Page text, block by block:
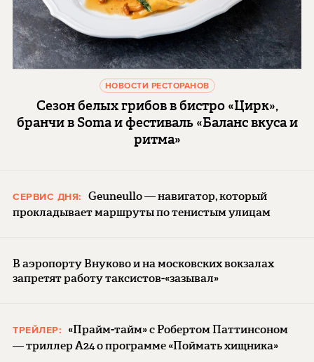
НОВОСТИ РЕСТОРАНОВ
Сезон белых грибов в бистро «Цирк»,
бранчи в Soma и фестиваль «Баланс вкуса и
ритма»
СЕРВИС ДНЯ:
Geuneullo — навигатор, который
прокладывает маршруты по тенистым улицам
В аэропорту Внуково и на московских вокзалах
запретят работу таксистов-«зазывал»
ТРЕЙЛЕР:
«Прайм-тайм» с Робертом Паттинсоном
— триллер A24 о программе «Поймать хищника»